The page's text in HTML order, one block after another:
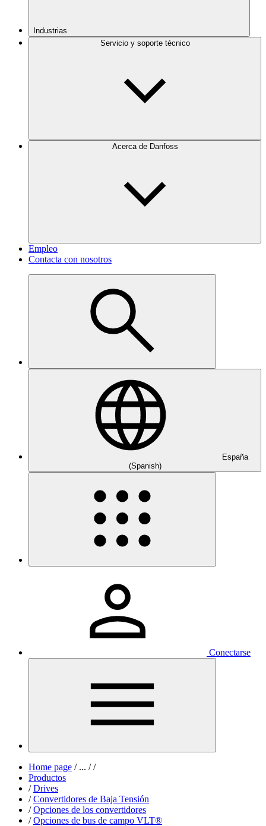
Industrias
Servicio y soporte técnico
Acerca de Danfoss
Empleo
Contacta con nosotros
España
(Spanish)
Conectarse
Home page /... / /
Productos
/ Drives
/ Convertidores de Baja Tensión
/ Opciones de los convertidores
/ Opciones de bus de campo VLT®